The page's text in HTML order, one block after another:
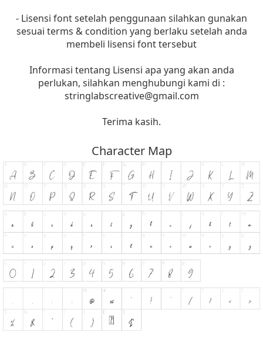
- Lisensi font setelah penggunaan silahkan gunakan
sesuai terms & condition yang berlaku setelah anda
membeli lisensi font tersebut
Informasi tentang Lisensi apa yang akan anda
perlukan, silahkan menghubungi kami di :
stringlabscreative@gmail.com
Terima kasih.
Character Map